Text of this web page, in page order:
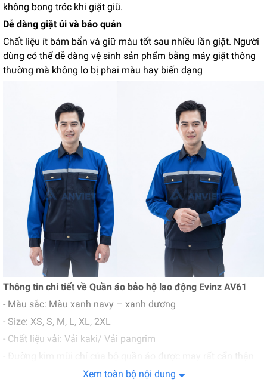
không bong tróc khi giặt giũ.
Dễ dàng giặt ủi và bảo quản
Chất liệu ít bám bẩn và giữ màu tốt sau nhiều lần giặt. Người
dùng có thể dễ dàng vệ sinh sản phẩm bằng máy giặt thông
thường mà không lo bị phai màu hay biến dạng
Thông tin chi tiết về Quần áo bảo hộ lao động Evinz AV61
- Màu sắc: Màu xanh navy – xanh dương
- Size: XS, S, M, L, XL, 2XL
- Chất liệu vải: Vải kaki/ Vải pangrim
- Đường kim mũi chỉ của bộ quần áo được may rất cẩn thận
Xem toàn bộ nội dung